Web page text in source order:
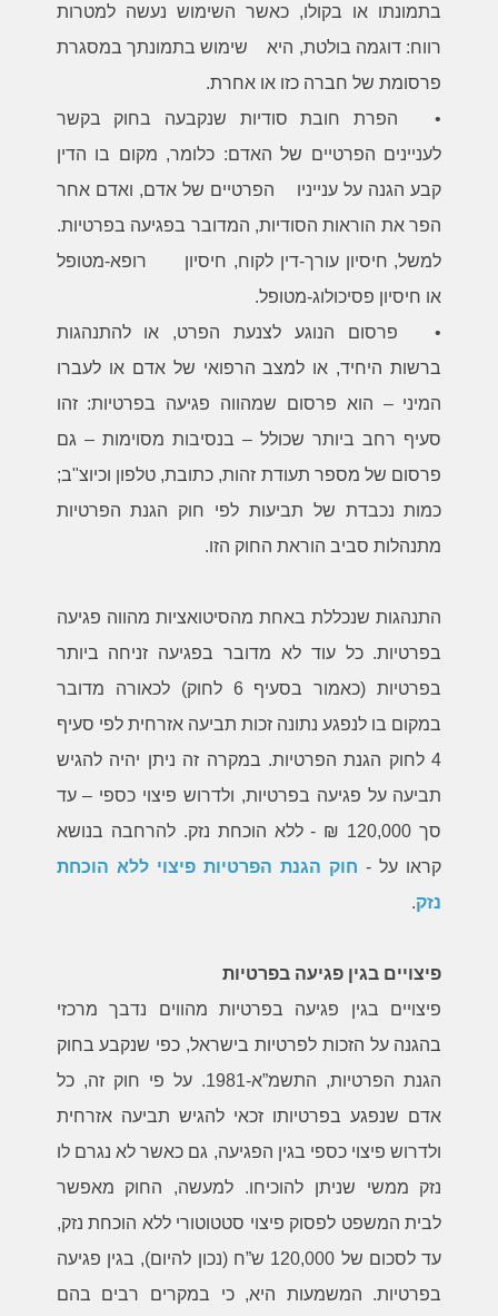
בתמונתו או בקולו, כאשר השימוש נעשה למטרות
רווח: דוגמה בולטת, היא שימוש בתמונתך במסגרת
פרסומת של חברה כזו או אחרת.
•
הפרת חובת סודיות שנקבעה בחוק בקשר
לעניינים הפרטיים של האדם: כלומר, מקום בו הדין
קבע הגנה על ענייניו הפרטיים של אדם, ואדם אחר
הפר את הוראות הסודיות, המדובר בפגיעה בפרטיות.
למשל, חיסיון עורך-דין לקוח, חיסיון רופא-מטופל
או חיסיון פסיכולוג-מטופל.
•
פרסום הנוגע לצנעת הפרט, או להתנהגות
ברשות היחיד, או למצב הרפואי של אדם או לעברו
המיני – הוא פרסום שמהווה פגיעה בפרטיות: זהו
סעיף רחב ביותר שכולל – בנסיבות מסוימות – גם
פרסום של מספר תעודת זהות, כתובת, טלפון וכיוצ"ב;
כמות נכבדת של תביעות לפי חוק הגנת הפרטיות
מתנהלות סביב הוראת החוק הזו.
התנהגות שנכללת באחת מהסיטואציות מהווה פגיעה
בפרטיות. כל עוד לא מדובר בפגיעה זניחה ביותר
בפרטיות (כאמור בסעיף 6 לחוק) לכאורה מדובר
במקום בו לנפגע נתונה זכות תביעה אזרחית לפי סעיף
4 לחוק הגנת הפרטיות. במקרה זה ניתן יהיה להגיש
תביעה על פגיעה בפרטיות, ולדרוש פיצוי כספי – עד
סך 120,000 ₪ - ללא הוכחת נזק. להרחבה בנושא
קראו על - חוק הגנת הפרטיות פיצוי ללא הוכחת
נזק.
פיצויים בגין פגיעה בפרטיות
פיצויים בגין פגיעה בפרטיות מהווים נדבך מרכזי
בהגנה על הזכות לפרטיות בישראל, כפי שנקבע בחוק
הגנת הפרטיות, התשמ”א-1981. על פי חוק זה, כל
אדם שנפגע בפרטיותו זכאי להגיש תביעה אזרחית
ולדרוש פיצוי כספי בגין הפגיעה, גם כאשר לא נגרם לו
נזק ממשי שניתן להוכיחו. למעשה, החוק מאפשר
לבית המשפט לפסוק פיצוי סטטוטורי ללא הוכחת נזק,
עד לסכום של 120,000 ש”ח (נכון להיום), בגין פגיעה
בפרטיות. המשמעות היא, כי במקרים רבים בהם